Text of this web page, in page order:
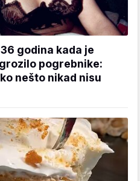
godina kada je
pogrebnike:
nešto nikad nisu